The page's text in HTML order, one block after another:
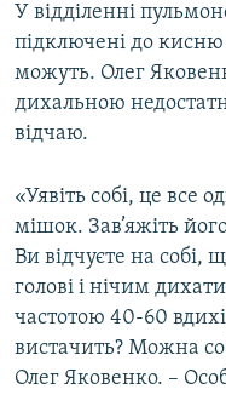
У відділенні
підключені до
можуть. Олег
дихальною
відчаю.
«Уявіть собі, це все
мішок. Зав’яжіть
Ви відчуєте на собі,
голові і нічим
частотою 40-60
вистачить? Можна
Олег Яковенко. –